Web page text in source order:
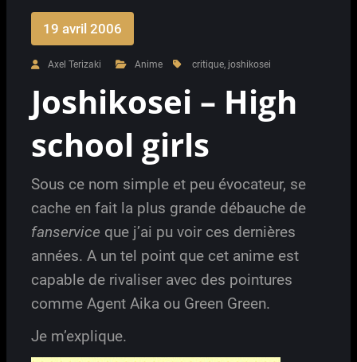
19 avril 2006
Axel Terizaki Anime critique, joshikosei
Joshikosei – High
school girls
Sous ce nom simple et peu évocateur, se
cache en fait la plus grande débauche de
fanservice que j’ai pu voir ces dernières
années. A un tel point que cet anime est
capable de rivaliser avec des pointures
comme Agent Aika ou Green Green.
Je m’explique.